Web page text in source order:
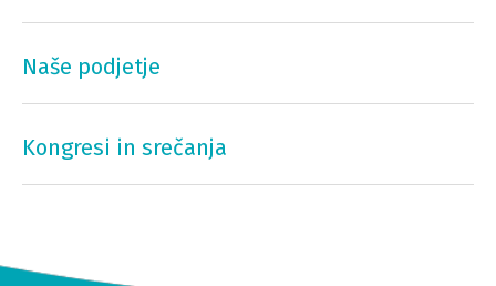
Naše podjetje
Kongresi in srečanja